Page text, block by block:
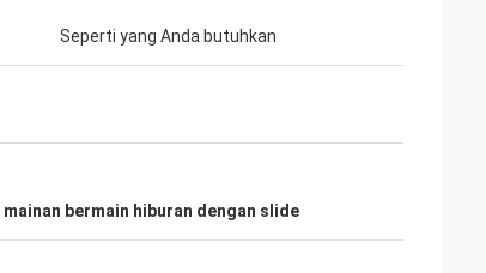
Seperti yang Anda butuhkan
mainan bermain hiburan dengan slide